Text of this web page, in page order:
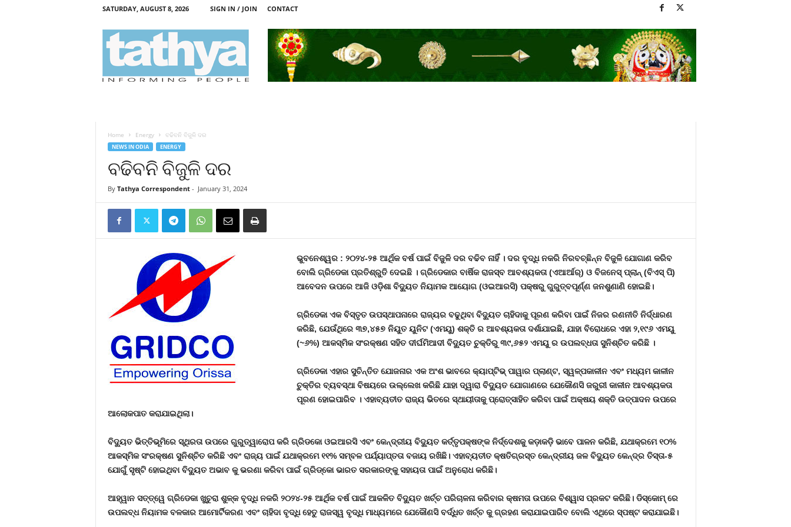
SATURDAY, AUGUST 8, 2026 SIGN IN / JOIN CONTACT
Home Energy ବଢିବନି ବିଜୁଳି ଦର
NEWS IN ODIA ENERGY
ବଢିବନି ବିଜୁଳି ଦର
By Tathya Correspondent- January 31, 2024
ଭୁବନେଶ୍ୱର : ୨୦୨୪-୨୫ ଆର୍ଥିକ ବର୍ଷ ପାଇଁ ବିଜୁଳି ଦର ବଢିବ ନାହିଁ । ଦର ବୃଦ୍ଧି ନକରି ନିରବଚ୍ଛିନ୍ନ ବିଜୁଳି ଯୋଗାଣ କରିବ
ବୋଲି ଗ୍ରିଡେକା ପ୍ରତିଶ୍ରୁତି ଦେଇଛି । ଗ୍ରିଡେକାର ବାର୍ଷିକ ରାଜସ୍ବ ଆବଶ୍ୟକତା (ଏଆର୍ଆର୍) ଓ ବିଜନେସ୍ ପ୍ଲାନ୍ (ବିଏସ୍ ପି)
ଆବେଦନ ଉପରେ ଆଜି ଓଡ଼ିଶା ବିଦ୍ୟୁତ ନିୟାମକ ଆୟୋଗ (ଓଇଆରସି) ପକ୍ଷରୁ ଗୁରୁତ୍ବପୂର୍ଣ୍ଣ ଜନଶୁଣାଣି ହୋଇଛି।
ଗ୍ରିଡେକା ଏକ ବିସ୍ତୃତ ଉପସ୍ଥାପନାରେ ରାଜ୍ୟର ବଢୁଥିବା ବିଦ୍ୟୁତ ଚାହିଦାକୁ ପୂରଣ କରିବା ପାଇଁ ନିଜର ରଣନୀତି ନିର୍ଦ୍ଧାରଣ
କରିଛି, ଯେଉଁଥିରେ ୩୭,୪୫୭ ନିୟୁତ ୟୁନିଟ (ଏମୟୁ) ଶକ୍ତି ର ଆବଶ୍ୟକତା ଦର୍ଶାଯାଇଛି, ଯାହା ବିରୋଧରେ ଏହା ୨,୧୯୬ ଏମୟୁ
(~୬%) ଆକସ୍ମିକ ସଂରକ୍ଷଣ ସହିତ ଦୀର୍ଘମିଆଦୀ ବିଦ୍ୟୁତ ଚୁକ୍ତିରୁ ୩୯,୬୫୨ ଏମୟୁ ର ଉପଲବ୍ଧତା ସୁନିଶ୍ଚିତ କରିଛି ।
ଗ୍ରିଡେକା ଏହାର ସୁଚିନ୍ତିତ ଯୋଜନାର ଏକ ଅଂଶ ଭାବରେ କ୍ୟାପ୍ଟିଭ୍ ପାୱାର ପ୍ଲାଣ୍ଟ, ସ୍ୱଳ୍ପକାଳୀନ ଏବଂ ମଧ୍ୟମ କାଳୀନ
ଚୁକ୍ତିର ବ୍ୟବସ୍ଥା ବିଷୟରେ ଉଲ୍ଲେଖ କରିଛି ଯାହା ଦ୍ୱାରା ବିଦ୍ୟୁତ ଯୋଗାଣରେ ଯେକୌଣସି ଜରୁରୀ କାଳୀନ ଆବଶ୍ୟକତା
ପୂରଣ ହୋଇପାରିବ । ଏହାବ୍ୟତୀତ ରାଜ୍ୟ ଭିତରେ ସ୍ଥାୟୀତାକୁ ପ୍ରୋତ୍ସାହିତ କରିବା ପାଇଁ ଅକ୍ଷୟ ଶକ୍ତି ଉତ୍ପାଦନ ଉପରେ
ଆଲୋକପାତ କରାଯାଇଥିଲା।
ବିଦ୍ୟୁତ ଭିତ୍ତିଭୂମିରେ ସ୍ଥିରତା ଉପରେ ଗୁରୁତ୍ୱାରୋପ କରି ଗ୍ରିଡକୋ ଓଇଆରସି ଏବଂ କେନ୍ଦ୍ରୀୟ ବିଦ୍ୟୁତ କର୍ତ୍ତୃପକ୍ଷଙ୍କ ନିର୍ଦ୍ଦେଶକୁ କଡ଼ାକଡ଼ି ଭାବେ ପାଳନ କରିଛି, ଯଥାକ୍ରମେ ୧୦%
ଆକସ୍ମିକ ସଂରକ୍ଷଣ ସୁନିଶ୍ଚିତ କରିଛି ଏବଂ ରାଜ୍ୟ ପାଇଁ ଯଥାକ୍ରମେ ୧୧% ସମ୍ବଳ ପର୍ଯ୍ୟାପ୍ତତା ବଜାୟ ରଖିଛି। ଏହାବ୍ୟତୀତ କ୍ଷତିଗ୍ରସ୍ତ କେନ୍ଦ୍ରୀୟ ଜଳ ବିଦ୍ୟୁତ କେନ୍ଦ୍ର ତିସ୍ତା-୫
ଯୋଗୁଁ ସୃଷ୍ଟି ହୋଇଥିବା ବିଦ୍ୟୁତ ଅଭାବ କୁ ଭରଣା କରିବା ପାଇଁ ଗ୍ରିଡ୍କୋ ଭାରତ ସରକାରଙ୍କୁ ସହାୟତା ପାଇଁ ଅନୁରୋଧ କରିଛି।
ଆହ୍ୱାନ ସତ୍ତ୍ୱେ ଗ୍ରିଡେକା ଖୁଚୁରା ଶୁଳ୍କ ବୃଦ୍ଧି ନକରି ୨୦୨୪-୨୫ ଆର୍ଥିକ ବର୍ଷ ପାଇଁ ଆକଳିତ ବିଦ୍ୟୁତ ଖର୍ଚ୍ଚ ପରିଚାଳନା କରିବାର କ୍ଷମତା ଉପରେ ବିଶ୍ୱାସ ପ୍ରକଟ କରିଛି। ଡିସ୍କୋମ୍ ରେ
ଉପଲବ୍ଧ ନିୟାମକ ବଳକାର ଆମୋର୍ଟିକରଣ ଏବଂ ଚାହିଦା ବୃଦ୍ଧି ହେତୁ ରାଜସ୍ୱ ବୃଦ୍ଧି ମାଧ୍ୟମରେ ଯେକୌଣସି ବର୍ଦ୍ଧିତ ଖର୍ଚ୍ଚ କୁ ଗ୍ରହଣ କରାଯାଇପାରିବ ବୋଲି ଏଥିରେ ସ୍ପଷ୍ଟ କରାଯାଇଛି।